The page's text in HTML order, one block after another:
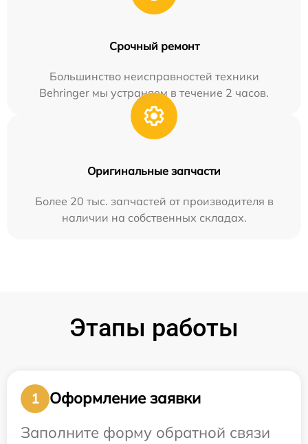
Срочный ремонт
Большинство неисправностей техники
Behringer мы устраняем в течение 2 часов.
Оригинальные запчасти
Более 20 тыс. запчастей от производителя в
наличии на собственных складах.
Этапы работы
1
Оформление заявки
Заполните форму обратной связи